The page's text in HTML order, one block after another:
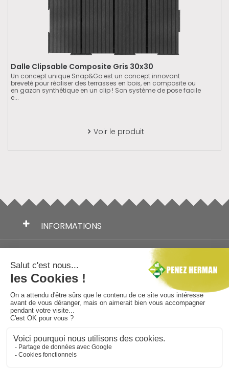
Dalle Clipsable Composite Gris 30x30
Un concept unique Snap&Go est un concept innovant
breveté pour réaliser des terrasses en bois, en composite ou
en gazon synthétique en un clip ! Son système de pose facile
e...
 Voir le produit
INFORMATIONS
AIDE AU CHOIX
NOUS SUIVRE